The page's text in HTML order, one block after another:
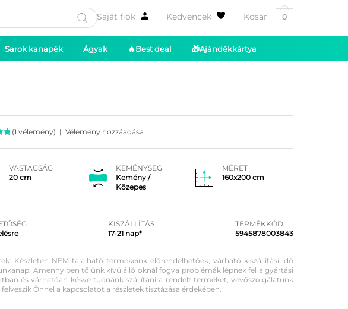
Saját fiók Kedvencek Kosár 0
Sarok kanapék Ágyak 🔥Best deal 🎁Ajándékkártya
(1 vélemény) | Vélemény hozzáadása
VASTAGSÁG
20 cm
KEMÉNYSEG
Kemény /
Közepes
MÉRET
160x200 cm
KISZÁLLÍTÁS
17-21 nap*
TERMÉKKÓD
5945878003843
Készleten NEM található termékeink előrendelhetőek, várható kiszállítási idő
Amennyiben tőlünk kívülálló oknál fogva problémák lépnek fel a gyártási
és várhatóan késve tudnánk szállítani a rendelt terméket, vevőszolgálatunk
Önnel a kapcsolatot a részletek tisztázása érdekében.